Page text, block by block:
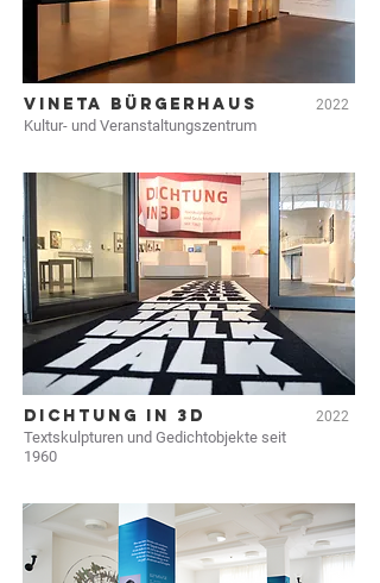
VINETA BÜRGERHAUS 2022
Kultur- und Veranstaltungszentrum
DICHTUNG IN 3D 2022
Textskulpturen und Gedichtobjekte seit
1960